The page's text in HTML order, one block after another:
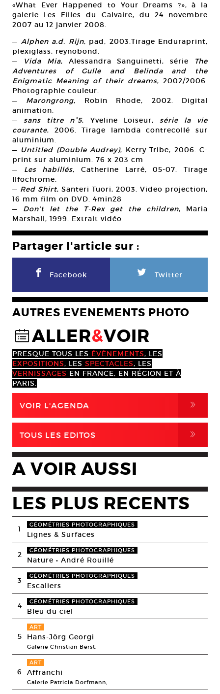
«What Ever Happened to Your Dreams ?», à la
galerie Les Filles du Calvaire, du 24 novembre
2007 au 12 janvier 2008.
— Alphen a.d. Rijn, pad, 2003.Tirage Enduraprint,
plexiglass, reynobond.
—
Vida Mia, Alessandra Sanguinetti, série
The
Adventures of Gulle and Belinda and the
Enigmatic Meaning of their dreams, 2002/2006.
Photographie couleur.
— Marongrong, Robin Rhode, 2002. Digital
animation.
—sans titre n°5, Yveline Loiseur, série la vie
courante, 2006. Tirage lambda contrecollé sur
aluminium.
— Untitled (Double Audrey), Kerry Tribe, 2006. C-
print sur aluminium. 76 x 203 cm
— Les habillés, Catherine Larré, 05-07. Tirage
Ilfochrome.
— Red Shirt, Santeri Tuori, 2003. Video projection,
16 mm film on DVD. 4min28
— Don’t let the T-Rex get the children, Maria
Marshall, 1999. Extrait vidéo
Partager l'article sur :
F Facebook L Twitter
AUTRES EVENEMENTS PHOTO
@ALLER&VOIR
PRESQUE TOUS LES ÉVÈNEMENTS, LES
EXPOSITIONS, LES SPECTACLES, LES
VERNISSAGES EN FRANCE, EN RÉGION ET À
PARIS.
VOIR L'AGENDA ,
TOUS LES EDITOS ,
A VOIR AUSSI
LES PLUS RECENTS
1 GÉOMÉTRIES PHOTOGRAPHIQUES
Lignes & Surfaces
2 GÉOMÉTRIES PHOTOGRAPHIQUES
Nature • André Rouillé
3 GÉOMÉTRIES PHOTOGRAPHIQUES
Escaliers
4 GÉOMÉTRIES PHOTOGRAPHIQUES
Bleu du ciel
5
ART
Hans-Jörg Georgi
Galerie Christian Berst,
6
ART
Affranchi
Galerie Patricia Dorfmann,